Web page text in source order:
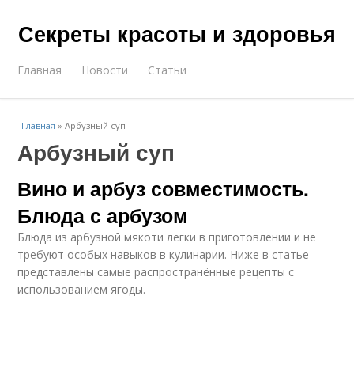
Секреты красоты и здоровья
Главная Новости Статьи
Главная »Арбузный суп
Арбузный суп
Вино и арбуз совместимость.
Блюда с арбузом
Блюда из арбузной мякоти легки в приготовлении и не
требуют особых навыков в кулинарии. Ниже в статье
представлены самые распространённые рецепты с
использованием ягоды.